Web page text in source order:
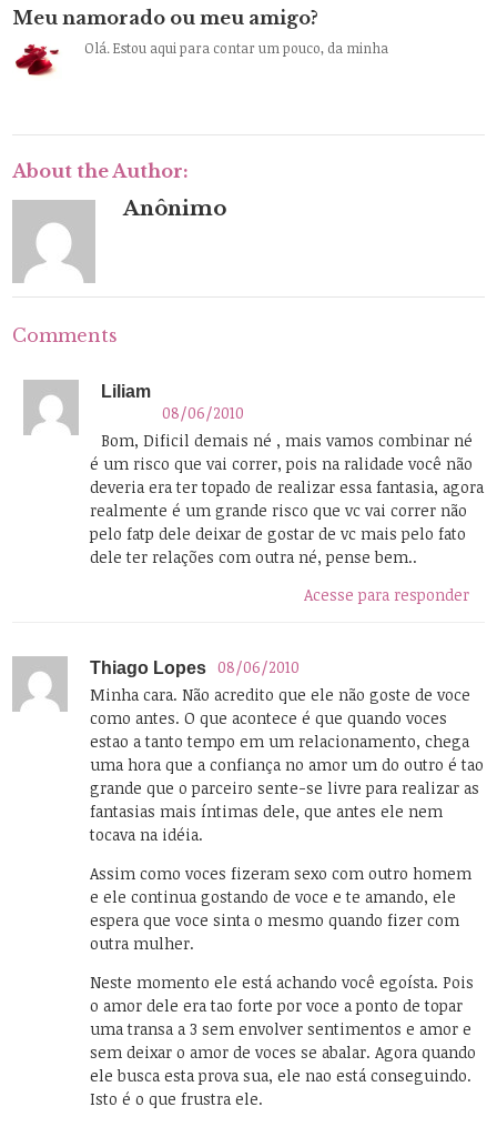
Meu namorado ou meu amigo?
Olá. Estou aqui para contar um pouco, da minha
About the Author:
Anônimo
Comments
Liliam
08/06/2010
Bom, Dificil demais né , mais vamos combinar né
é um risco que vai correr, pois na ralidade você não
deveria era ter topado de realizar essa fantasia, agora
realmente é um grande risco que vc vai correr não
pelo fatp dele deixar de gostar de vc mais pelo fato
dele ter relações com outra né, pense bem..
Acesse para responder
Thiago Lopes
08/06/2010
Minha cara. Não acredito que ele não goste de voce
como antes. O que acontece é que quando voces
estao a tanto tempo em um relacionamento, chega
uma hora que a confiança no amor um do outro é tao
grande que o parceiro sente-se livre para realizar as
fantasias mais íntimas dele, que antes ele nem
tocava na idéia.
Assim como voces fizeram sexo com outro homem
e ele continua gostando de voce e te amando, ele
espera que voce sinta o mesmo quando fizer com
outra mulher.
Neste momento ele está achando você egoísta. Pois
o amor dele era tao forte por voce a ponto de topar
uma transa a 3 sem envolver sentimentos e amor e
sem deixar o amor de voces se abalar. Agora quando
ele busca esta prova sua, ele nao está conseguindo.
Isto é o que frustra ele.